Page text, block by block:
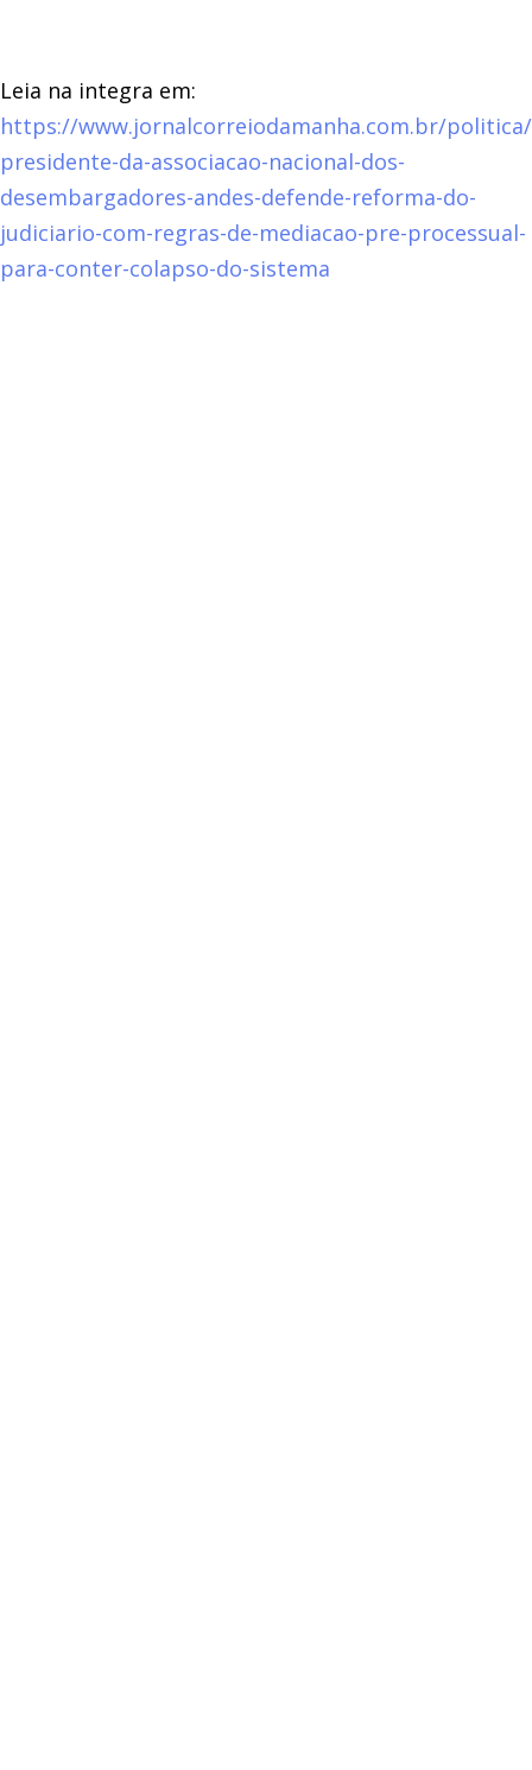
Leia na integra em:
https://www.jornalcorreiodamanha.com.br/
presidente-da-associacao-nacional-dos-
desembargadores-andes-defende-reforma-do-
judiciario-com-regras-de-mediacao-pre-processual-
para-conter-colapso-do-sistema